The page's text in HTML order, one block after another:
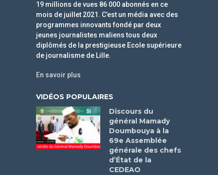
19 millions de vues 86 000 abonnés en ce
mois de juillet 2021. C’est un média avec des
programmes innovants fondé par deux
jeunes journalistes maliens tous deux
diplômés de la prestigieuse Ecole supérieure
de journalisme de Lille.
En savoir plus
VIDÉOS POPULAIRES
Discours du
général Mamady
Doumbouya à la
69e Assemblée
générale des chefs
d’État de la
CEDEAO